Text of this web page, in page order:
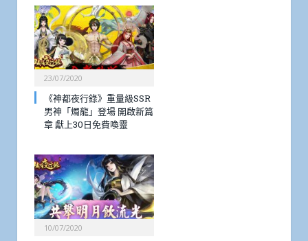
23/07/2020
《神都夜行錄》重量級SSR
男神「燭龍」登場 開啟新篇
章 獻上30日免費喚靈
10/07/2020